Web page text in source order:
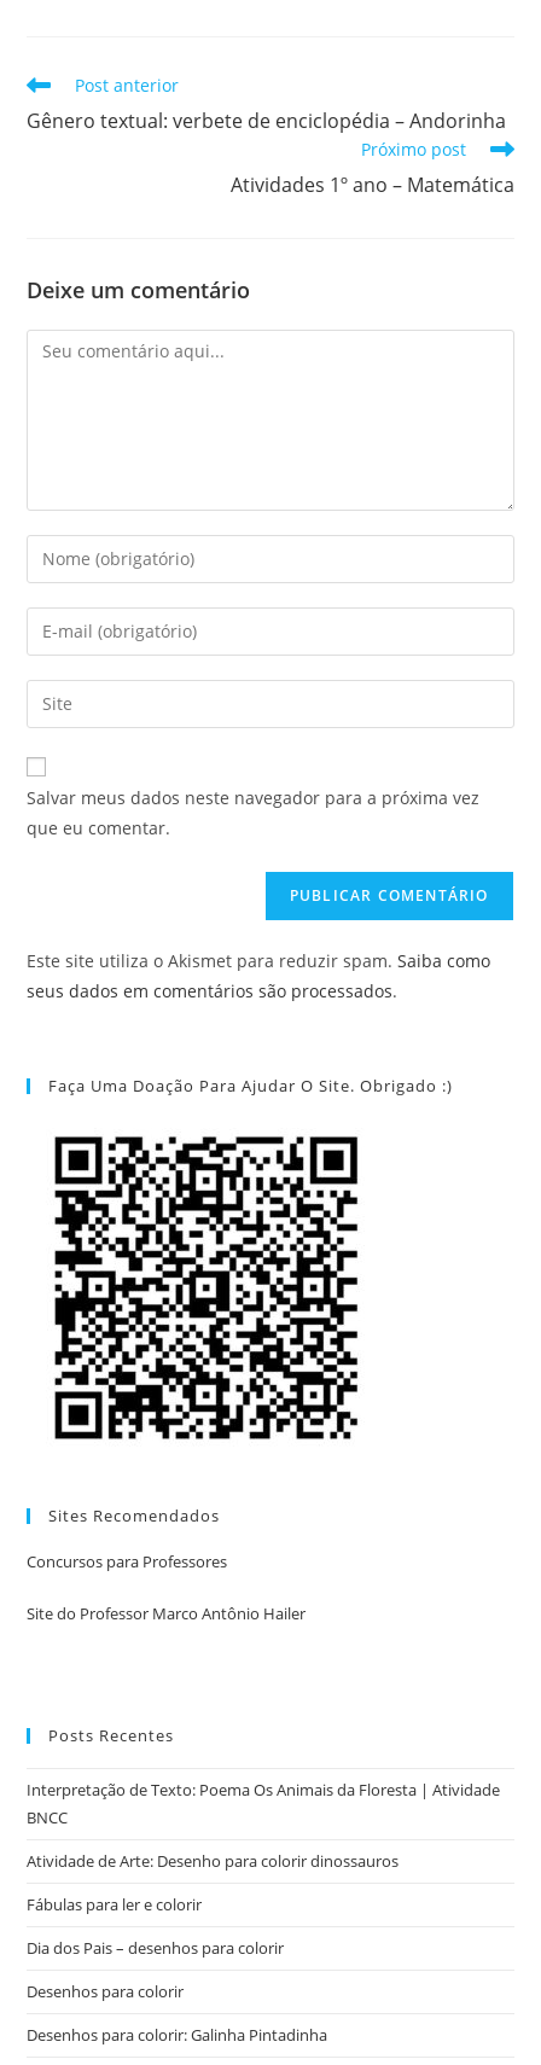
Leia
artigos
Post anterior
Gênero textual: verbete de enciclopédia – Andorinha
Próximo post
Atividades 1º ano – Matemática
Deixe um comentário
Comentário
Digite
seu
nome
ou
de
usuário
para
comentar
Digite
seu
endereço
de
mail
para
comentar
Digite
o
URL
do
site
Salvar meus dados neste navegador para a próxima vez
que eu comentar.
Este site utiliza o Akismet para reduzir spam.Saiba como
seus dados em comentários são processados.
Faça Uma Doação Para Ajudar O Site. Obrigado :)
Sites Recomendados
Concursos para Professores
Site do Professor Marco Antônio Hailer
Posts Recentes
Interpretação de Texto: Poema Os Animais da Floresta | Atividade
BNCC
Atividade de Arte: Desenho para colorir dinossauros
Fábulas para ler e colorir
Dia dos Pais – desenhos para colorir
Desenhos para colorir
Desenhos para colorir: Galinha Pintadinha